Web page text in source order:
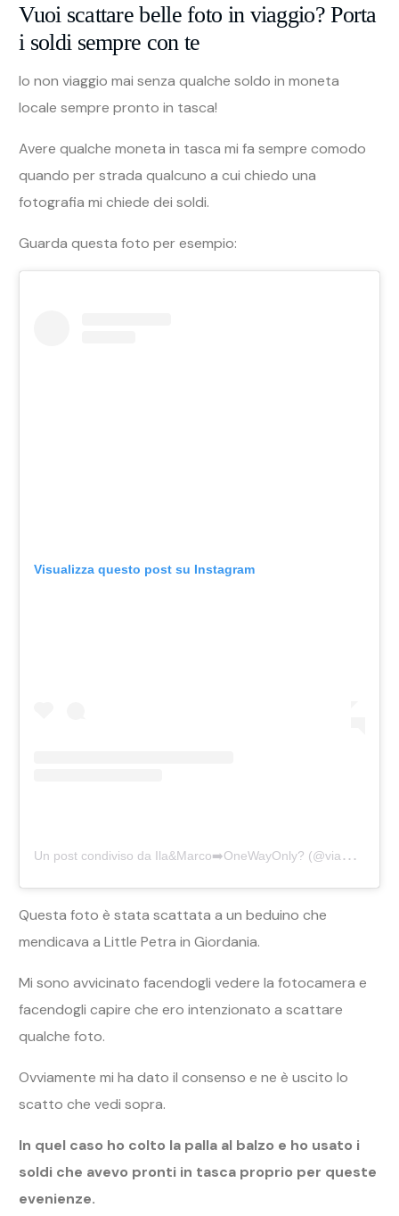
Vuoi scattare belle foto in viaggio? Porta
i soldi sempre con te
Io non viaggio mai senza qualche soldo in moneta
locale sempre pronto in tasca!
Avere qualche moneta in tasca mi fa sempre comodo
quando per strada qualcuno a cui chiedo una
fotografia mi chiede dei soldi.
Guarda questa foto per esempio:
Visualizza questo post su Instagram
U
n post condiviso da Ila&Marco➡️OneWayOnly? (@viaggio.solo.andata)
Questa foto è stata scattata a un beduino che
mendicava a Little Petra in Giordania.
Mi sono avvicinato facendogli vedere la fotocamera e
facendogli capire che ero intenzionato a scattare
qualche foto.
Ovviamente mi ha dato il consenso e ne è uscito lo
scatto che vedi sopra.
In quel caso ho colto la palla al balzo e ho usato i
soldi che avevo pronti in tasca proprio per queste
evenienze.